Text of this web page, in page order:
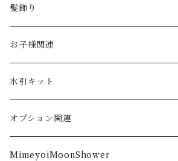
大きなサイズ
季節
春
夏
シーン
長寿のお祝い向け
ご出産
ダブルガーゼ
手染め水引
翡翠
お正月
節句飾り
季節
髪飾り
クリップ
お子様関連
お食い初め
髪留め
水引キット
御祝儀袋作成
オプション関連
表書き
MimeyoiMoonShower